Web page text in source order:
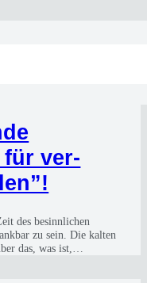
für ver­
des besinn­li­chen
zu sein. Die kal­ten
das, was ist,…